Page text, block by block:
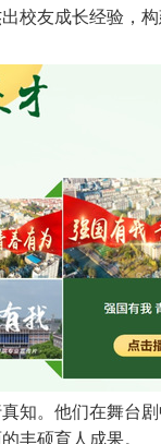
友成长经验，构
知。他们在舞台
丰硕育人成果。